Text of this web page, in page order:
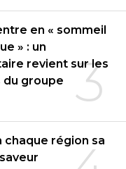
3
en « sommeil
» : un
revient sur les
du groupe
chaque région sa